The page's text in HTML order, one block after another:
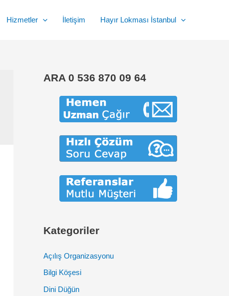
Hizmetler İletişim Hayır Lokması İstanbul
ARA 0 536 870 09 64
Kategoriler
Açılış Organizasyonu
Bilgi Köşesi
Dini Düğün